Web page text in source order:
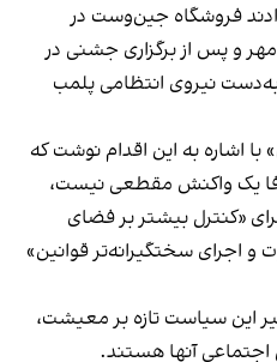
فروشگاه جین‌وست در
خیابان فرشته تهران، شنبه ۱۹ مهر و پس از برگزاری جشنی در
به‌دست نیروی انتظامی پلمب
اشاره به این اقدام نوشت که
یک واکنش مقطعی نیست،
«کنترل بیشتر بر فضای
و اجرای سختگیرانه‌تر قوانین»
این سیاست‌ تازه بر معیشت،
آنها هستند.